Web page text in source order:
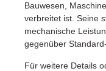
Bauwesen,
verbreitet ist. Seine
mechanische
gegenüber
Für weitere Details